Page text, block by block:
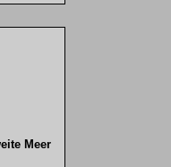
Meer